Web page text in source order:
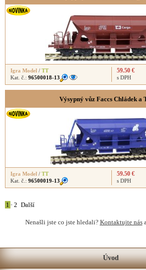
Igra Model / TT
Kat. č.: 96500018-13
59.50 €
s DPH
Výsypný vůz Faccs Chládek a
Igra Model / TT
Kat. č.: 96500019-13
59.50 €
s DPH
1 • 2 Další
Nenašli jste co jste hledali? Kontaktujte nás
Úvod